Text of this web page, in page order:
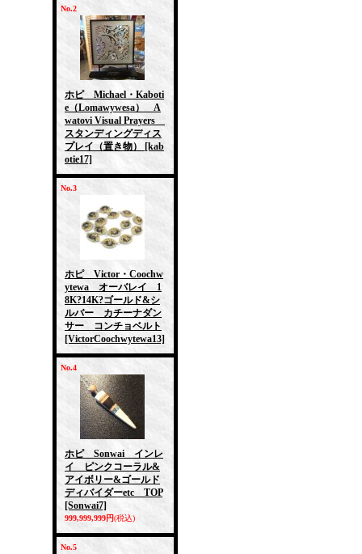
No.2
ホピ Michael・Kaboti
e（Lomawywesa） A
watovi Visual Prayers
スタンディングディス
プレイ（置き物）
[kab
otie17]
No.3
ホピ Victor・Coochw
ytewa オーバレイ 1
8K?14K?ゴールド&シ
ルバー カチーナダン
サー コンチョベルト
[VictorCoochwytewa13]
No.4
ホピ Sonwai インレ
イ ピンクコーラル&
アイボリー&ゴールド
ディバイダーetc TOP
[Sonwai7]
999,999,999円(税込)
No.5